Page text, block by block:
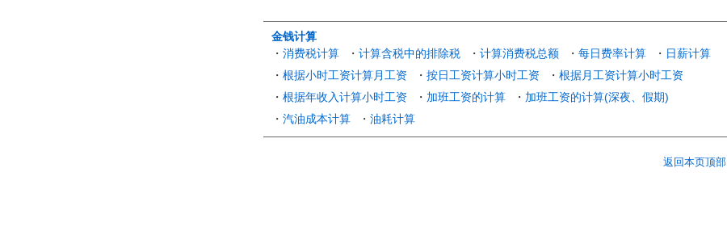
金钱计算
・ 消费税计算 ・ 计算含税中的排除税 ・ 计算消费税总额 ・ 每日费率计算 ・ 日薪计算
・ 根据小时工资计算月工资 ・ 按日工资计算小时工资 ・ 根据月工资计算小时工资
・ 根据年收入计算小时工资 ・ 加班工资的计算 ・ 加班工资的计算(深夜、假期)
・ 汽油成本计算 ・ 油耗计算
返回本页顶部